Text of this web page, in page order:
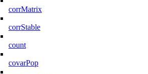
corrMatrix
corrStable
count
covarPop